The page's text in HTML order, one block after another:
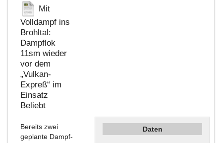
Mit
Volldampf ins
Brohltal:
Dampflok
11sm wieder
vor dem
„Vulkan-
Expreß“ im
Einsatz
Beliebt
Bereits zwei
geplante Dampf-
Daten